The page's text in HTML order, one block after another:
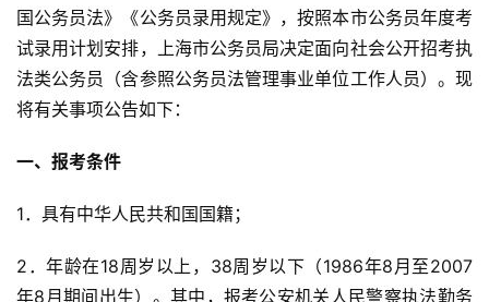
国公务员法》《公务员录用规定》，按照本市公务员年度考
试录用计划安排，上海市公务员局决定面向社会公开招考执
法类公务员（含参照公务员法管理事业单位工作人员）。现
将有关事项公告如下：
一、报考条件
1．具有中华人民共和国国籍；
2．年龄在18周岁以上，38周岁以下（1986年8月至2007
年8月期间出生）。其中，报考公安机关人民警察执法勤务